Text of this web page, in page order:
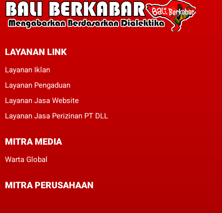
LAYANAN LINK
Layanan Iklan
Layanan Pengaduan
Layanan Jasa Website
Layanan Jasa Perizinan PT DLL
MITRA MEDIA
Warta Global
MITRA PERUSAHAAN